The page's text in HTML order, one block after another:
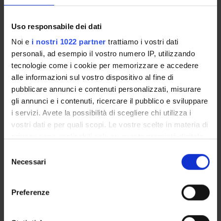
Uso responsabile dei dati
Noi e i nostri 1022 partner trattiamo i vostri dati
personali, ad esempio il vostro numero IP, utilizzando
tecnologie come i cookie per memorizzare e accedere
alle informazioni sul vostro dispositivo al fine di
pubblicare annunci e contenuti personalizzati, misurare
gli annunci e i contenuti, ricercare il pubblico e sviluppare
i servizi. Avete la possibilità di scegliere chi utilizza i
vostri dati e per quali scopi. Le vostre scelte in materia di
modificare o revocare il proprio consenso in qualsiasi
momento dalla Dichiarazione sui cookie o facendo clic
delNecessari
Preferenze
PUBLICATIONS
ASSIGNMENTS
ORGANISATION
GOVERNANCE
COMMITTEES
STUDENT ADMINISTRATION OFFICES
DEPARTMENT FACILITIES